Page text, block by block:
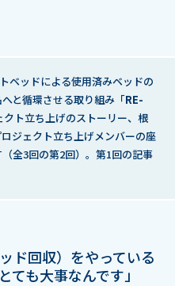
ベッドによる使用済みベッドの
と循環させる取り組み「RE-
ト立ち上げのストーリー、根
ジェクト立ち上げメンバーの座
全3回の第2回）。第1回の記事
ド回収）をやっている
ても大事なんです」